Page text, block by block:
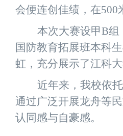
会便连创佳绩，在500
本次大赛设甲B组
国防教育拓展班本科
虹，充分展示了江科
近年来，我校依
通过广泛开展龙舟等
认同感与自豪感。